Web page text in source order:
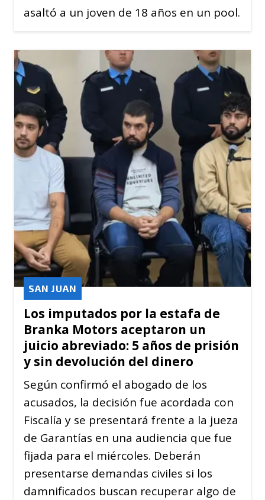
asaltó a un joven de 18 años en un pool.
Los imputados por la estafa de
Branka Motors aceptaron un
juicio abreviado: 5 años de prisión
y sin devolución del dinero
SAN JUAN
Según confirmó el abogado de los
acusados, la decisión fue acordada con
Fiscalía y se presentará frente a la jueza
de Garantías en una audiencia que fue
fijada para el miércoles. Deberán
presentarse demandas civiles si los
damnificados buscan recuperar algo de